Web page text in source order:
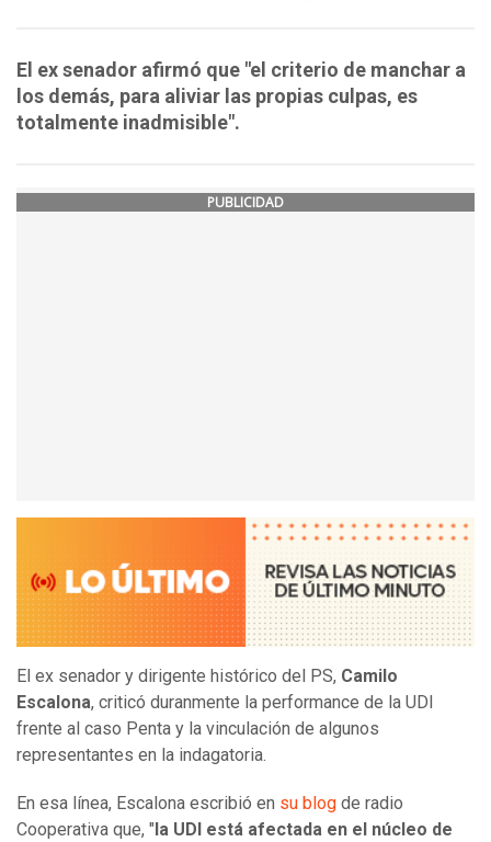
El ex senador afirmó que "el criterio de manchar a
los demás, para aliviar las propias culpas, es
totalmente inadmisible".
PUBLICIDAD
El ex senador y dirigente histórico del PS, Camilo
Escalona, criticó duranmente la performance de la UDI
frente al caso Penta y la vinculación de algunos
representantes en la indagatoria.
En esa línea, Escalona escribió en su blog de radio
Cooperativa que, " la UDI está afectada en el núcleo de